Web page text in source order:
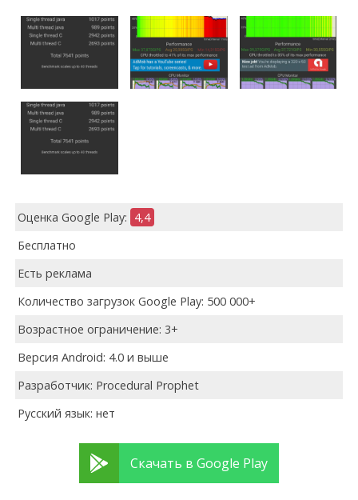
Оценка Google Play: 4,4
Бесплатно
Есть реклама
Количество загрузок Google Play: 500 000+
Возрастное ограничение: 3+
Версия Android: 4.0 и выше
Разработчик: Procedural Prophet
Русский язык: нет
Скачать в Google Play